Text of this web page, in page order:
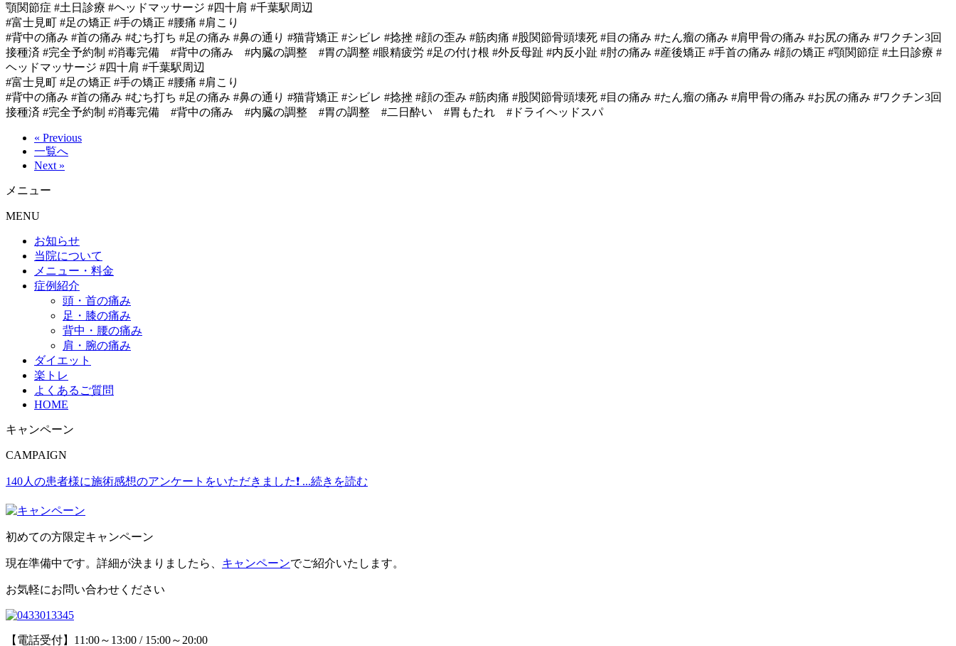
顎関節症 #土日診療 #ヘッドマッサージ #四十肩 #千葉駅周辺
#富士見町 #足の矯正 #手の矯正 #腰痛 #肩こり
#背中の痛み #首の痛み #むち打ち #足の痛み #鼻の通り #猫背矯正 #シビレ #捻挫 #顔の歪み #筋肉痛 #股関節骨頭壊死 #目の痛み #たん瘤の痛み #肩甲骨の痛み #お尻の痛み #ワクチン3回
接種済 #完全予約制 #消毒完備 #背中の痛み #内臓の調整 #胃の調整 #眼精疲労 #足の付け根 #外反母趾 #内反小趾 #肘の痛み #産後矯正 #手首の痛み #顔の矯正 #顎関節症 #土日診療 #
ヘッドマッサージ #四十肩 #千葉駅周辺
#富士見町 #足の矯正 #手の矯正 #腰痛 #肩こり
#背中の痛み #首の痛み #むち打ち #足の痛み #鼻の通り #猫背矯正 #シビレ #捻挫 #顔の歪み #筋肉痛 #股関節骨頭壊死 #目の痛み #たん瘤の痛み #肩甲骨の痛み #お尻の痛み #ワクチン3回
接種済 #完全予約制 #消毒完備 #背中の痛み #内臓の調整 #胃の調整 #二日酔い #胃もたれ #ドライヘッドスパ
« Previous
一覧へ
Next »
メニュー
MENU
お知らせ
当院について
メニュー・料金
症例紹介
頭・首の痛み
足・膝の痛み
背中・腰の痛み
肩・腕の痛み
ダイエット
楽トレ
よくあるご質問
HOME
キャンペーン
CAMPAIGN
140人の患者様に施術感想のアンケートをいただきました❗ ...続きを読む
初めての方限定キャンペーン
現在準備中です。詳細が決まりましたら、 キャンペーンでご紹介いたします。
お気軽にお問い合わせください
【電話受付】11:00～13:00 / 15:00～20:00